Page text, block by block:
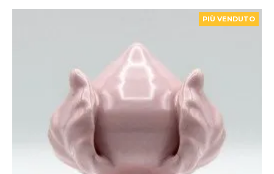
Nelle case tradizionali del Sud Italia, i pumi
-Alle estremità dei balconi e terrazze
-All’ingresso di case e palazzi nobiliari
-Ai lati del letto nuziale, come augurio per gli sposi
Essendo sempre stato un simbolo di prosperità e
fecondità, coppie di pumi venivano posizionate
all’ingresso di case tradizionali e palazzi signorili, alle
estremità di balconi, colonne e terrazze, nonché ai
lati dei letti matrimoniali di giovani sposi come
simbolo di buon augurio.
Il pumo pugliese è quindi il portafortuna per
PIÙ VENDUTO